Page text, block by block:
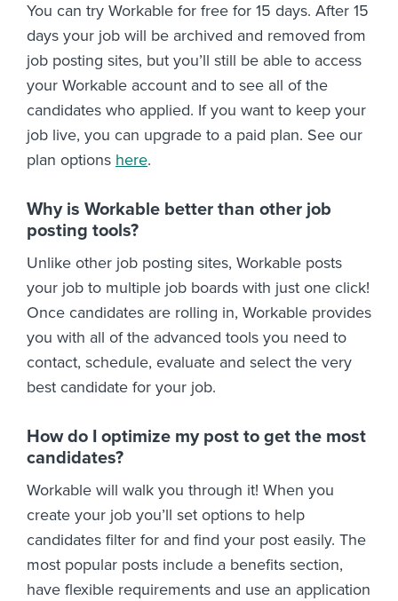
You can try Workable for free for 15 days. After 15
days your job will be archived and removed from
job posting sites, but you’ll still be able to access
your Workable account and to see all of the
candidates who applied. If you want to keep your
job live, you can upgrade to a paid plan. See our
plan options here.
Why is Workable better than other job
posting tools?
Unlike other job posting sites, Workable posts
your job to multiple job boards with just one click!
Once candidates are rolling in, Workable provides
you with all of the advanced tools you need to
contact, schedule, evaluate and select the very
best candidate for your job.
How do I optimize my post to get the most
candidates?
Workable will walk you through it! When you
create your job you’ll set options to help
candidates filter for and find your post easily. The
most popular posts include a benefits section,
have flexible requirements and use an application